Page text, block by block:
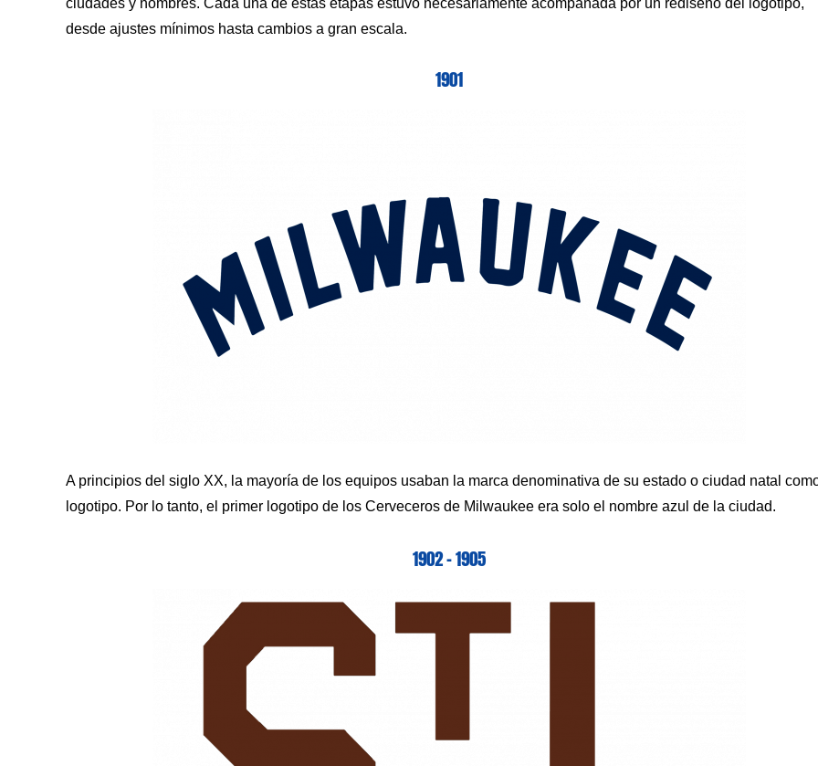
ciudades y nombres. Cada una de estas etapas estuvo necesariamente acompañada por un rediseño del logotipo,
desde ajustes mínimos hasta cambios a gran escala.
1901
A principios del siglo XX, la mayoría de los equipos usaban la marca denominativa de su estado o ciudad natal
logotipo. Por lo tanto, el primer logotipo de los Cerveceros de Milwaukee era solo el nombre azul de la ciudad.
1902 – 1905